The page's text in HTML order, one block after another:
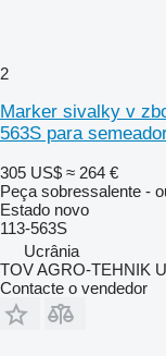
2
Marker sivalky v
563S para
305 US$ ≈ 264 €
Peça sobressalente -
Estado novo
113-563S
Ucrânia
TOV AGRO-TEHNIK
Contacte o vendedor